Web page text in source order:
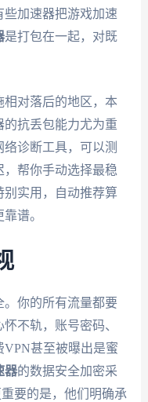
加速器把游戏加速
是打包在一起，对既
对落后的地区，本
抗丢包能力尤为重
诊断工具，可以测
帮你手动选择最稳
别实用，自动推荐算
谱。
你的所有流量都要
不轨，账号密码、
甚至被曝出是蜜
器的数据安全加密采
要的是，他们明确承